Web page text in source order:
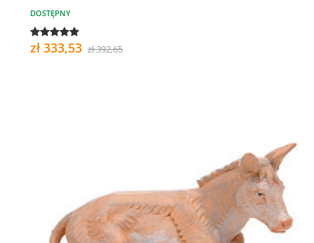
DOSTĘPNY
zł 333,53 zł 392,65